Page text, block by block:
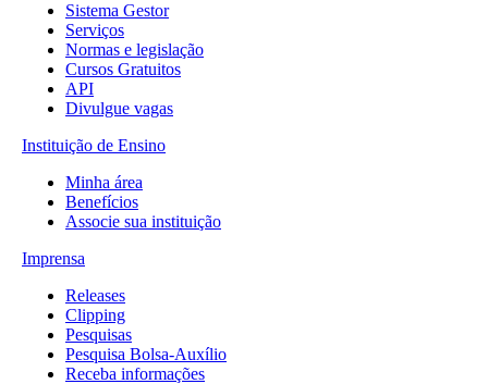
Sistema Gestor
Serviços
Normas e legislação
Cursos Gratuitos
API
Divulgue vagas
Instituição de Ensino
Minha área
Benefícios
Associe sua instituição
Imprensa
Releases
Clipping
Pesquisas
Pesquisa Bolsa-Auxílio
Receba informações